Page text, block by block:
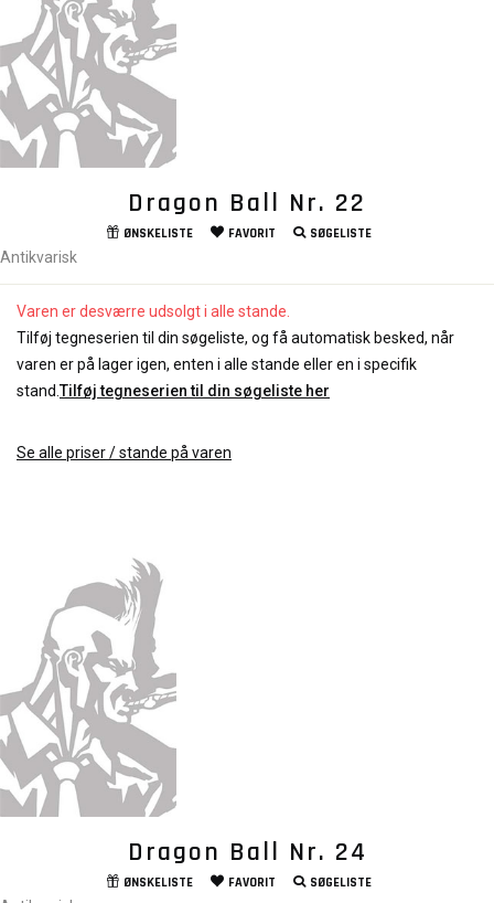
Dragon Ball Nr. 22
ØNSKELISTE FAVORIT SØGELISTE
Antikvarisk
Varen er desværre udsolgt i alle stande.
Tilføj tegneserien til din søgeliste, og få automatisk besked, når
varen er på lager igen, enten i alle stande eller en i specifik
stand. Tilføj tegneserien til din søgeliste her
Se alle priser / stande på varen
Dragon Ball Nr. 24
ØNSKELISTE FAVORIT SØGELISTE